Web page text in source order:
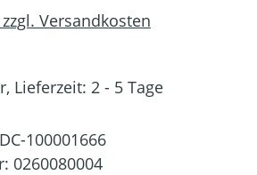
Versandkosten
Lieferzeit: 2 - 5 Tage
DC-100001666
0260080004